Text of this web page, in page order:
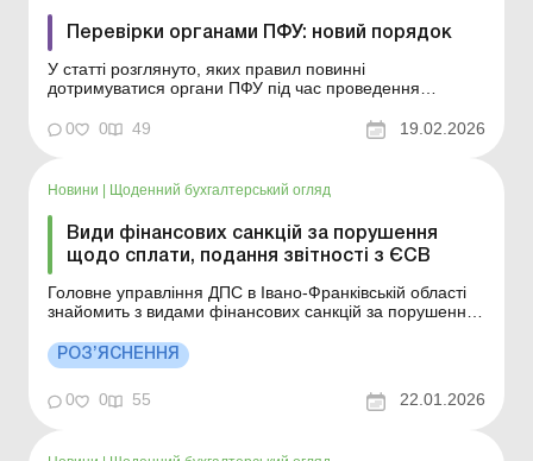
Перевірки органами ПФУ: новий порядок
У статті розглянуто, яких правил повинні
дотримуватися органи ПФУ під час проведення
використання страхових коштів з огляду на останні
зміни у законодавстві. Бібліотека Баланс № 4
захистити...
0 0 49 19.02.2026
Новини Щоденний бухгалтерський огляд
Види фінансових санкцій за порушення
щодо сплати, подання звітності з ЄСВ
Головне управління ДПС в Івано-Франківській області
знайомить з видами фінансових санкцій за порушення
за темою: Штрафи за ненарахування, несплату ЄСВ та
помилки у звітності Штрафонебезпечні помилки з ЄСВ
РОЗ’ЯСНЕННЯ
0 0 55 22.01.2026